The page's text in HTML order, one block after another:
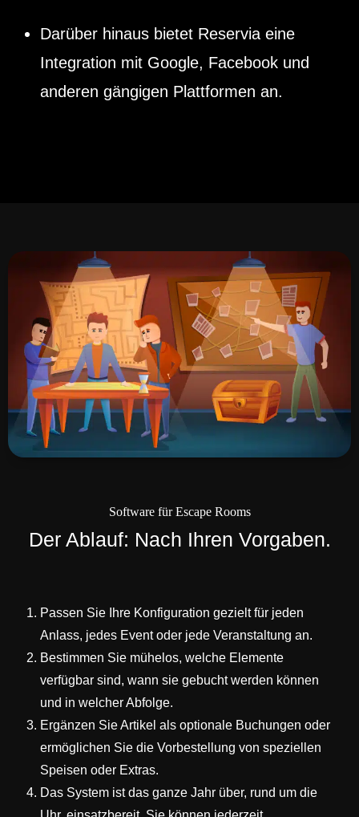
Darüber hinaus bietet Reservia eine
Integration mit Google, Facebook und
anderen gängigen Plattformen an.
Software für Escape Rooms
Der Ablauf: Nach Ihren Vorgaben.
Passen Sie Ihre Konfiguration gezielt für jeden
Anlass, jedes Event oder jede Veranstaltung an.
Bestimmen Sie mühelos, welche Elemente
verfügbar sind, wann sie gebucht werden können
und in welcher Abfolge.
Ergänzen Sie Artikel als optionale Buchungen oder
ermöglichen Sie die Vorbestellung von speziellen
Speisen oder Extras.
Das System ist das ganze Jahr über, rund um die